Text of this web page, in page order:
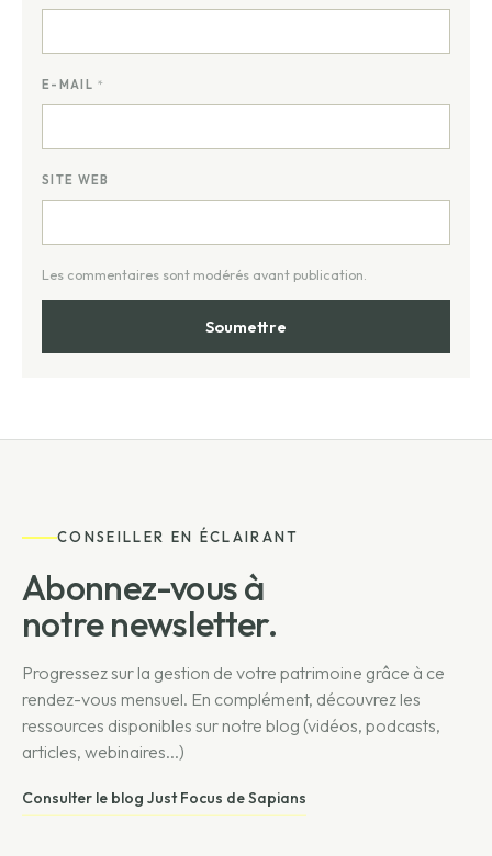
E-MAIL *
SITE WEB
CONSEILLER EN ÉCLAIRANT
Abonnez-vous à
notre newsletter.
Progressez sur la gestion de votre patrimoine grâce à ce
rendez-vous mensuel. En complément, découvrez les
ressources disponibles sur notre blog (vidéos, podcasts,
articles, webinaires...)
Consulter le blog Just Focus de Sapians